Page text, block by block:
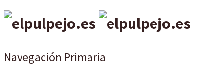
Navegación Primaria